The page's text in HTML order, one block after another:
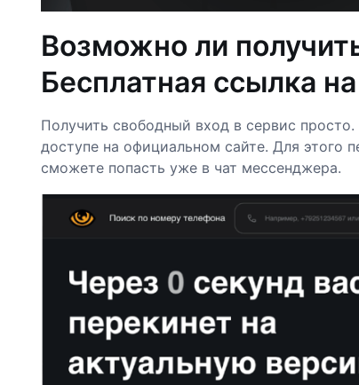
Возможно ли
Бесплатная ссылка
Получить свободный вход в сервис
доступе на официальном сайте. Для этого
сможете попасть уже в чат мессенджера.